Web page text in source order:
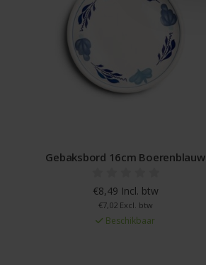
Gebaksbord 16cm donkerblauw
€8,49 Incl. btw
€7,02 Excl. btw